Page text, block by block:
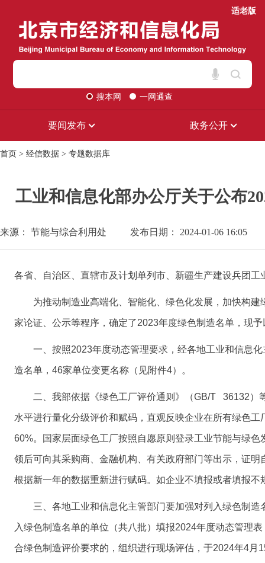
适老版
搜本网 一网通查
要闻发布 政务公开
首页 > 经信数据 > 专题数据库
工业和信息化部办公厅关于公布
来源： 节能与综合利用处 发布日期： 2024-01-06 16:05
各省、自治区、直辖市及计划单列市、新疆生产建设兵团工
为推动制造业高端化、智能化、绿色化发展，加快构
家论证、公示等程序，确定了2023年度绿色制造名单，现
一、按照2023年度动态管理要求，经各地工业和信息
造名单，46家单位变更名称（见附件4）。
二、我部依据《绿色工厂评价通则》（GB/T 36132）
水平进行量化分级评价和赋码，直观反映企业在所有绿色
60%。国家层面绿色工厂按照自愿原则登录工业节能与绿
领后可向其采购商、金融机构、有关政府部门等出示，证
根据新一年的数据重新进行赋码。如企业不填报或者填报不
三、各地工业和信息化主管部门要加强对列入绿色制
入绿色制造名单的单位（共八批）填报2024年度动态管理
合绿色制造评价要求的，组织进行现场评估，于2024年4